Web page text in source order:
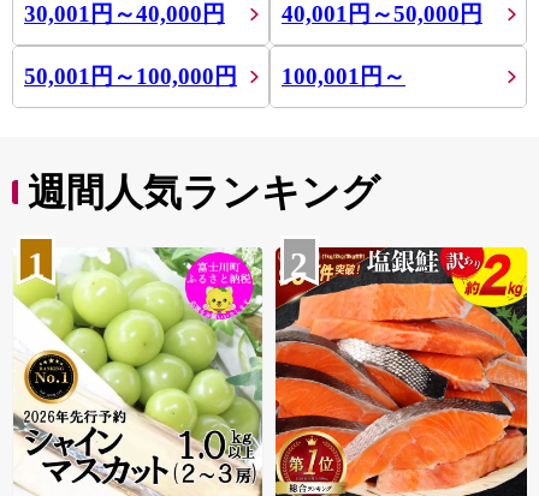
30,001円～40,000円 40,001円～50,000円
50,001円～100,000円 100,001円～
週間人気ランキング
1 2